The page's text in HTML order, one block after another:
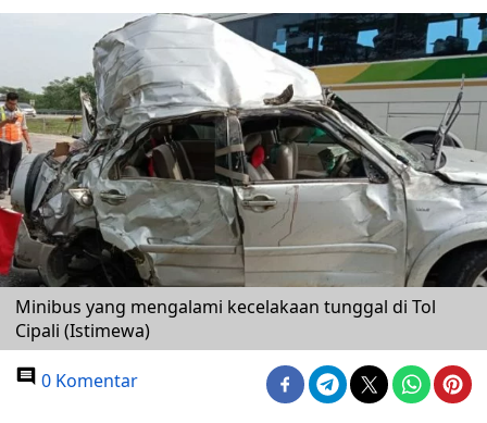
Minibus yang mengalami kecelakaan tunggal di Tol
Cipali (Istimewa)
0 Komentar